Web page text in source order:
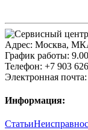
Адрес: Москва,
График работы:
Телефон: +7 903
Электронная почта:
Информация:
Статьи